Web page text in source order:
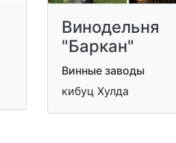
Винодельня
"Баркан"
Винные заводы
кибуц Хулда